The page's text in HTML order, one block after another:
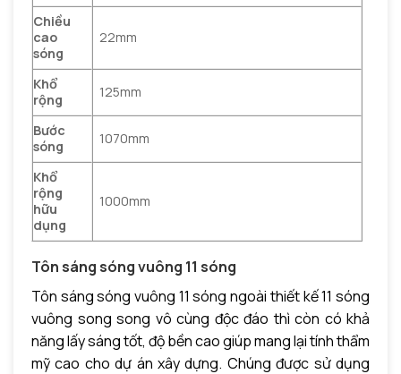
Chiều
cao
sóng
22mm
Khổ
rộng
125mm
Bước
sóng
1070mm
Khổ
rộng
hữu
dụng
1000mm
Tôn sáng sóng vuông 11 sóng
Tôn sáng sóng vuông 11 sóng ngoài thiết kế 11 sóng
vuông song song vô cùng độc đáo thì còn có khả
năng lấy sáng tốt, độ bền cao giúp mang lại tính thẩm
mỹ cao cho dự án xây dựng. Chúng được sử dụng